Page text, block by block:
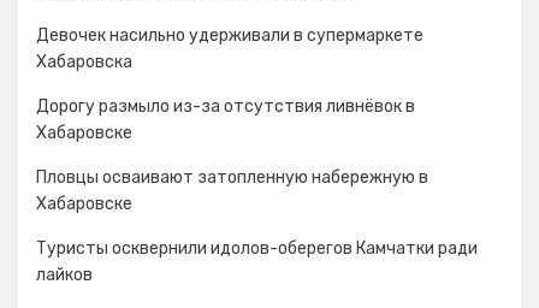
Девочек насильно удерживали в супермаркете
Хабаровска
Дорогу размыло из-за отсутствия ливнёвок в
Хабаровске
Пловцы осваивают затопленную набережную в
Хабаровске
Туристы осквернили идолов-оберегов Камчатки ради
лайков